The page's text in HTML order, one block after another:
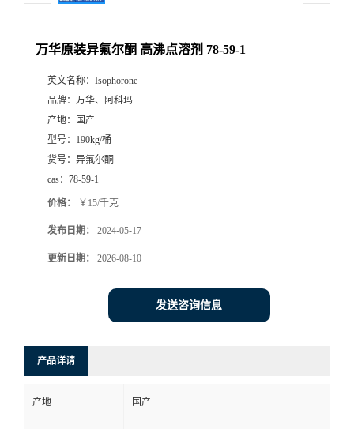
万华原装异氟尔酮 高沸点溶剂 78-59-1
英文名称： Isophorone
品牌： 万华、阿科玛
产地：
国产
型号： 190kg/桶
货号： 异氟尔酮
cas： 78-59-1
价格： ￥15/千克
发布日期： 2024-05-17
更新日期： 2026-08-10
发送咨询信息
产品详请
产地 国产